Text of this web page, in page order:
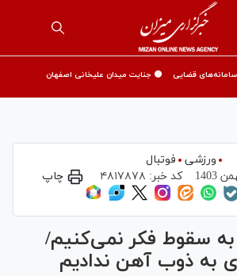
قضایی 🟡 جنایت میدان علیخانی اصفهان
ورزشی
فوتبال
کد خبر: ۴۸۱۷۸۷۸ چاپ
سقوط فکر نمی‌کنیم/
به ذوب آهن ندادیم